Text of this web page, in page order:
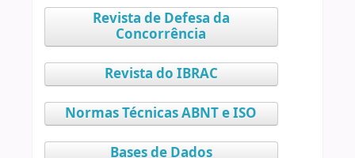
Revista de Defesa da
Concorrência
Revista do IBRAC
Normas Técnicas ABNT e ISO
Bases de Dados